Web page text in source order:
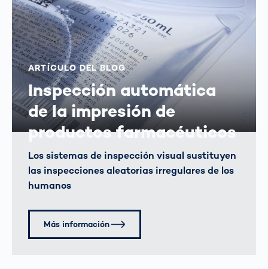
ARTÍCULO DEL BLOG
Inspección automática
de la impresión de
productos farmacéuticos
Los sistemas de inspección visual sustituyen
las inspecciones aleatorias irregulares de los
humanos
Más información